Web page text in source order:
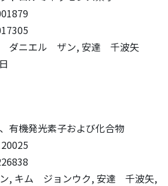
ダニエル ザン, 安達 千波矢
有機発光素子および化合物
, キム ジョンウク, 安達 千波矢,